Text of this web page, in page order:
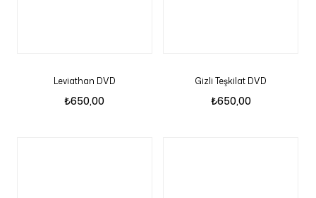
Leviathan DVD
₺650,00
Gizli Teşkilat DVD
₺650,00